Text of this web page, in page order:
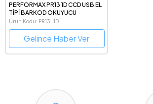
PERFORMAX PR13 1D CCD USB EL
TİPİ BARKOD OKUYUCU
Ürün Kodu: PR13-1D
Gelince Haber Ver